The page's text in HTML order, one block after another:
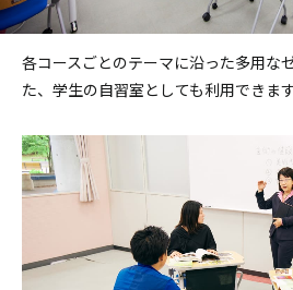
各コースごとのテーマに沿った多用な
た、学生の自習室としても利用できます